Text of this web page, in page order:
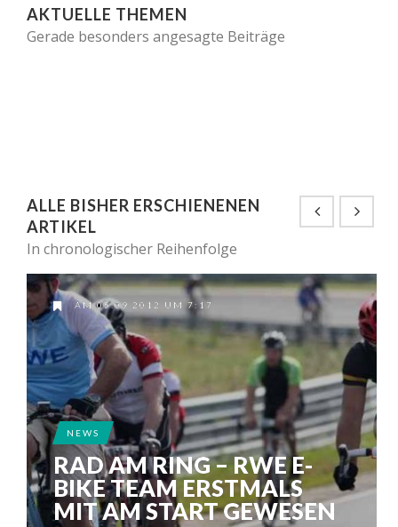
AKTUELLE THEMEN
Gerade besonders angesagte Beiträge
ALLE BISHER ERSCHIENENEN
ARTIKEL
In chronologischer Reihenfolge
AM 05.09.2012 UM 7:17
NEWS
RAD AM RING – RWE E-
BIKE TEAM ERSTMALS
MIT AM START GEWESEN